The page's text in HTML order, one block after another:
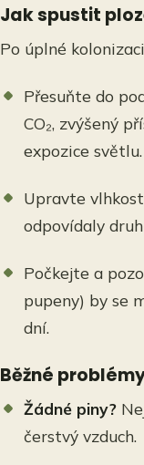
Jak spustit
Po úplné
Přesuňte do
CO₂, zvýšený
expozice světlu.
Upravte
odpovídaly
Počkejte a
pupeny) by se
dní.
Běžné
Žádné piny?
čerstvý vzduch.